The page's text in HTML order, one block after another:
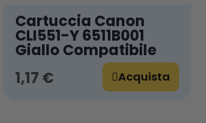
Cartuccia Canon
CLI551-Y 6511B001
Giallo Compatibile
1,17 €
Acquista